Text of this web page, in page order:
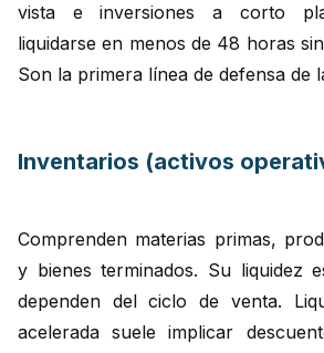
vista e inversiones a corto
liquidarse en menos de 48 horas
Son la primera línea de defensa de
Inventarios (activos
Comprenden materias primas,
y bienes terminados. Su liquidez
dependen del ciclo de venta.
acelerada suele implicar